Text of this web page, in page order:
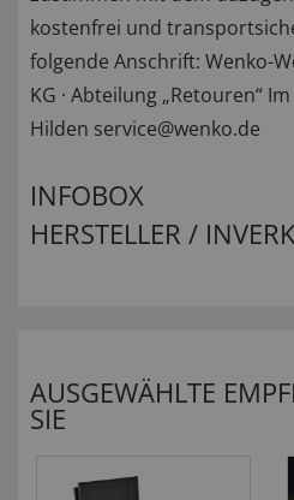
kostenfrei und
folgende Anschrift: Wenko-
KG · Abteilung „Retouren“
Hilden service@wenko.de
INFOBOX
HERSTELLER /
AUSGEWÄHLTE
SIE